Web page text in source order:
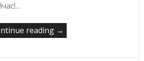
reading →